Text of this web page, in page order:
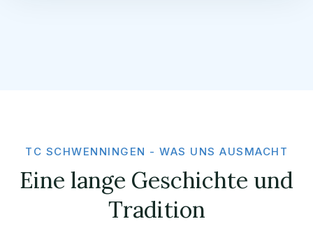
TC SCHWENNINGEN - WAS UNS AUSMACHT
Eine lange Geschichte und
Tradition